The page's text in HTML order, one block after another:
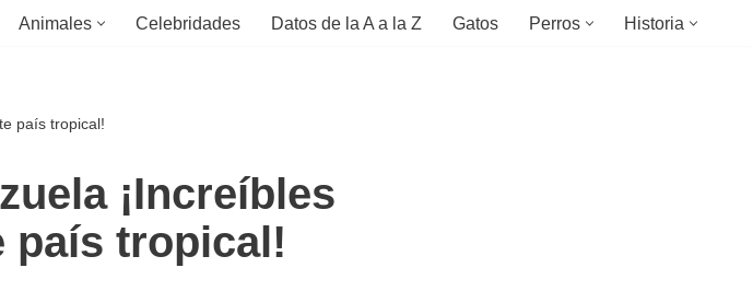
Animales Celebridades Datos de la A a la Z Gatos Perros Historia
país tropical!
¡Increíbles
país tropical!